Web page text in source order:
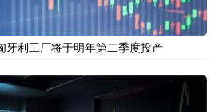
牙利工厂将于明年第二季度投产